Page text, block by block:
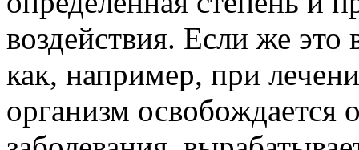
воздействия. Если же это
как, например, при
организм освобождается